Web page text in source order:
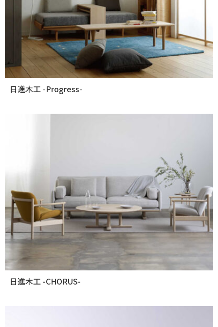
日進木工 -Progress-
日進木工 -CHORUS-